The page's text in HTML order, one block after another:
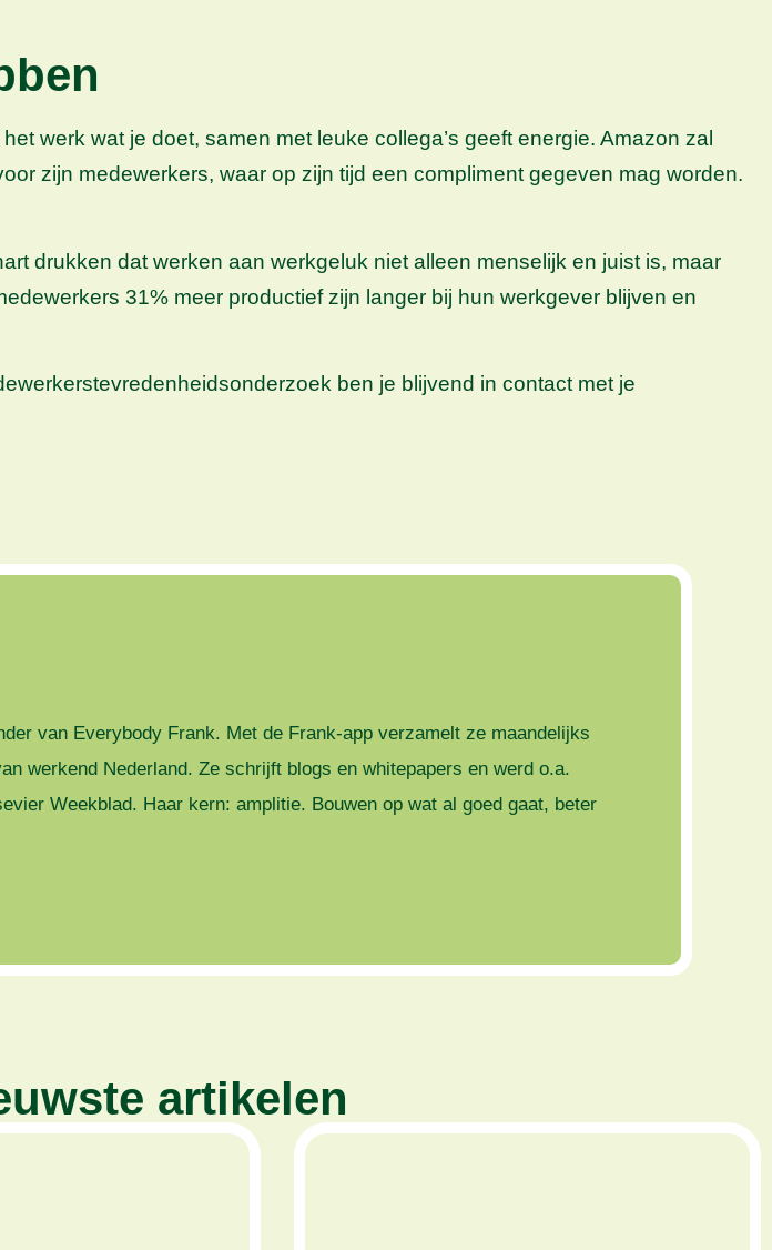
werk wat je doet, samen met leuke collega’s geeft energie. Amazon zal
zijn medewerkers, waar op zijn tijd een compliment gegeven mag worden.
drukken dat werken aan werkgeluk niet alleen menselijk en juist is, maar
31% meer productief zijn langer bij hun werkgever blijven en
ben je blijvend in contact met je
van Everybody Frank. Met de Frank-app verzamelt ze maandelijks
werkend Nederland. Ze schrijft blogs en whitepapers en werd o.a.
Weekblad. Haar kern: amplitie. Bouwen op wat al goed gaat, beter
artikelen